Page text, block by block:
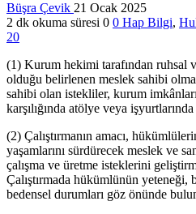
Büşra Çevik 21 Ocak 2025
2 dk okuma süresi 0 0 Hap Bilgi,
20
(1) Kurum hekimi tarafından ruhsal
olduğu belirlenen meslek sahibi
sahibi olan istekliler, kurum
karşılığında atölye veya işyurtlarında
(2) Çalıştırmanın amacı,
yaşamlarını sürdürecek meslek ve
çalışma ve üretme isteklerini
Çalıştırmada hükümlünün
bedensel durumları göz önünde